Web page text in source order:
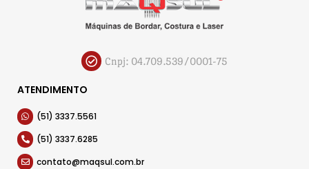
Cnpj: 04.709.539/0001-75
ATENDIMENTO
(51) 3337.5561
(51) 3337.6285
contato@maqsul.com.br